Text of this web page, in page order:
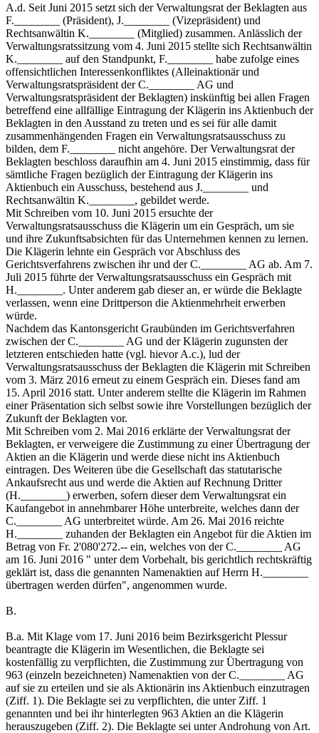
A.d. Seit Juni 2015 setzt sich der Verwaltungsrat der Beklagten aus
F.________ (Präsident), J.________ (Vizepräsident) und
Rechtsanwältin K.________ (Mitglied) zusammen. Anlässlich der
Verwaltungsratssitzung vom 4. Juni 2015 stellte sich Rechtsanwältin
K.________ auf den Standpunkt, F.________ habe zufolge eines
offensichtlichen Interessenkonfliktes (Alleinaktionär und
Verwaltungsratspräsident der C.________ AG und
Verwaltungsratspräsident der Beklagten) inskünftig bei allen Fragen
betreffend eine allfällige Eintragung der Klägerin ins Aktienbuch der
Beklagten in den Ausstand zu treten und es sei für alle damit
zusammenhängenden Fragen ein Verwaltungsratsausschuss zu
bilden, dem F.________ nicht angehöre. Der Verwaltungsrat der
Beklagten beschloss daraufhin am 4. Juni 2015 einstimmig, dass für
sämtliche Fragen bezüglich der Eintragung der Klägerin ins
Aktienbuch ein Ausschuss, bestehend aus J.________ und
Rechtsanwältin K.________, gebildet werde.
Mit Schreiben vom 10. Juni 2015 ersuchte der
Verwaltungsratsausschuss die Klägerin um ein Gespräch, um sie
und ihre Zukunftsabsichten für das Unternehmen kennen zu lernen.
Die Klägerin lehnte ein Gespräch vor Abschluss des
Gerichtsverfahrens zwischen ihr und der C.________ AG ab. Am 7.
Juli 2015 führte der Verwaltungsratsausschuss ein Gespräch mit
H.________. Unter anderem gab dieser an, er würde die Beklagte
verlassen, wenn eine Drittperson die Aktienmehrheit erwerben
würde.
Nachdem das Kantonsgericht Graubünden im Gerichtsverfahren
zwischen der C.________ AG und der Klägerin zugunsten der
letzteren entschieden hatte (vgl. hievor A.c.), lud der
Verwaltungsratsausschuss der Beklagten die Klägerin mit Schreiben
vom 3. März 2016 erneut zu einem Gespräch ein. Dieses fand am
15. April 2016 statt. Unter anderem stellte die Klägerin im Rahmen
einer Präsentation sich selbst sowie ihre Vorstellungen bezüglich der
Zukunft der Beklagten vor.
Mit Schreiben vom 2. Mai 2016 erklärte der Verwaltungsrat der
Beklagten, er verweigere die Zustimmung zu einer Übertragung der
Aktien an die Klägerin und werde diese nicht ins Aktienbuch
eintragen. Des Weiteren übe die Gesellschaft das statutarische
Ankaufsrecht aus und werde die Aktien auf Rechnung Dritter
(H.________) erwerben, sofern dieser dem Verwaltungsrat ein
Kaufangebot in annehmbarer Höhe unterbreite, welches dann der
C.________ AG unterbreitet würde. Am 26. Mai 2016 reichte
H.________ zuhanden der Beklagten ein Angebot für die Aktien im
Betrag von Fr. 2'080'272.-- ein, welches von der C.________ AG
am 16. Juni 2016 " unter dem Vorbehalt, bis gerichtlich rechtskräftig
geklärt ist, dass die genannten Namenaktien auf Herrn H.________
übertragen werden dürfen", angenommen wurde.
B.
B.a. Mit Klage vom 17. Juni 2016 beim Bezirksgericht Plessur
beantragte die Klägerin im Wesentlichen, die Beklagte sei
kostenfällig zu verpflichten, die Zustimmung zur Übertragung von
963 (einzeln bezeichneten) Namenaktien von der C.________ AG
auf sie zu erteilen und sie als Aktionärin ins Aktienbuch einzutragen
(Ziff. 1). Die Beklagte sei zu verpflichten, die unter Ziff. 1
genannten und bei ihr hinterlegten 963 Aktien an die Klägerin
herauszugeben (Ziff. 2). Die Beklagte sei unter Androhung von Art.